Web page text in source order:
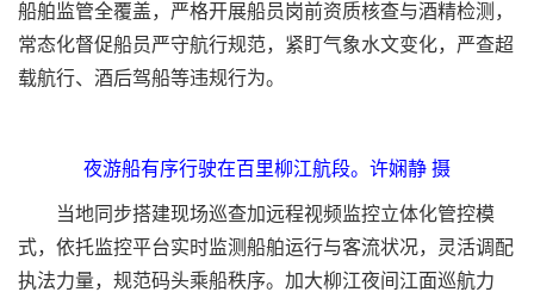
船舶监管全覆盖，严格开展船员岗前资质核查与酒精检测，
常态化督促船员严守航行规范，紧盯气象水文变化，严查超
载航行、酒后驾船等违规行为。
夜游船有序行驶在百里柳江航段。许娴静 摄
当地同步搭建现场巡查加远程视频监控立体化管控模
式，依托监控平台实时监测船舶运行与客流状况，灵活调配
执法力量，规范码头乘船秩序。加大柳江夜间江面巡航力